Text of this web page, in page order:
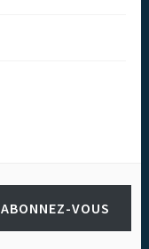
ABONNEZ-VOUS